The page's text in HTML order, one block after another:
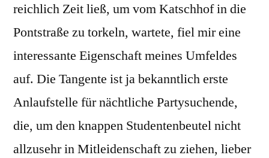
reichlich Zeit ließ, um vom Katschhof in die
Pontstraße zu torkeln, wartete, fiel mir eine
interessante Eigenschaft meines Umfeldes
auf. Die Tangente ist ja bekanntlich erste
Anlaufstelle für nächtliche Partysuchende,
die, um den knappen Studentenbeutel nicht
allzusehr in Mitleidenschaft zu ziehen, lieber